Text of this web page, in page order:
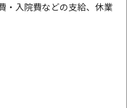
・入院費などの支給、休業